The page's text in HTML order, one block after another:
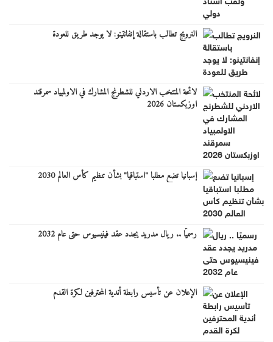
النرويج تطالب باستقالة إنفانتينو: لا يوجد طريق للعودة
لائحة المنتخب الاردني للشطرنج المشارك في الاولمبياد سمرقند
اوزبكستان 2026
إسبانيا تضع مطلبا "استباقيا" بشأن تنظيم كأس العالم 2030
رسميًا .. ريال مدريد يجدد عقد فينيسيوس حتى عام 2032
الإعلان عن تأسيس رابطة أندية المحترفين لكرة القدم